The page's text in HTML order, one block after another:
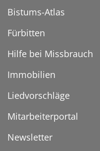
Bistums-Atlas
Fürbitten
Hilfe bei Missbrauch
Immobilien
Liedvorschläge
Mitarbeiterportal
Newsletter